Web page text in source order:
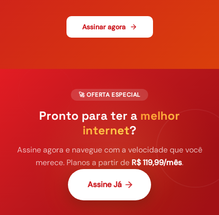
Assinar agora
🚀 OFERTA ESPECIAL
Pronto para ter a melhor
internet?
Assine agora e navegue com a velocidade que você
merece. Planos a partir de R$ 119,99/mês.
Assine Já